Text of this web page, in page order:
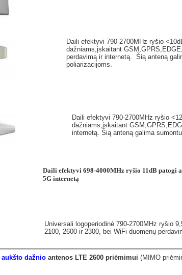
Daili efektyvi 790-2700MHz ryšio
dažniams,įskaitant
perdavimą ir internetą. Šią anteną
poliarizacijoms.
Daili efektyvi 790-2700MHz ryšio
dažniams,įskaitant
internetą. Šią anteną galima
Daili efektyvi 698-4000MHz ryšio 11dB patogi
5G internetą
Universali logoperiodinė 790-2700MHz ryšio
2100, 2600 ir 2300, bei WiFi duomenų
aukšto dažnio antenos LTE 2600 priėmimui (MIMO